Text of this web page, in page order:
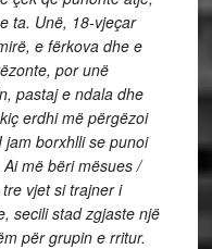
ta. Unë, 18-vjeçar
e fërkova dhe e
por unë
pastaj e ndala dhe
erdhi më përgëzoi
borxhlli se punoi
më bëri mësues /
vjet si trajner i
secili stad zgjaste një
për grupin e rritur.